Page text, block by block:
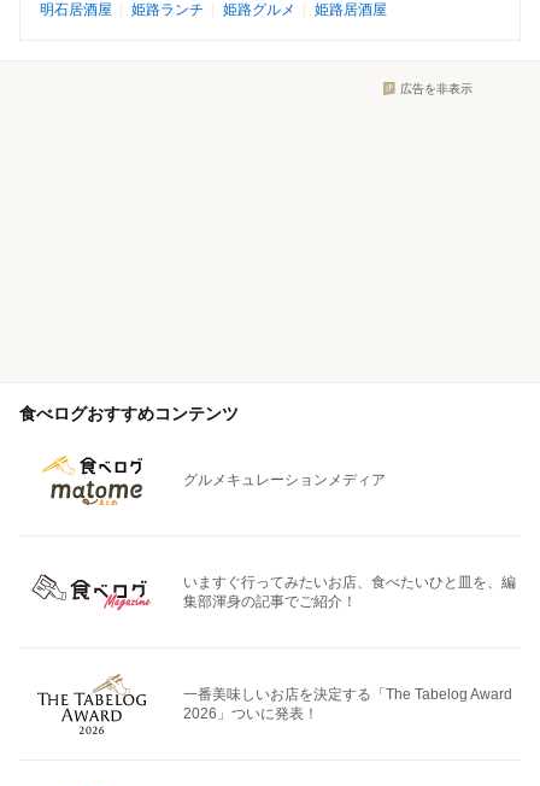
明石居酒屋
姫路ランチ 姫路グルメ 姫路居酒屋
広告を非表示
食べログおすすめコンテンツ
グルメキュレーションメディア
いますぐ行ってみたいお店、食べたいひと皿を、編
集部渾身の記事でご紹介！
一番美味しいお店を決定する「The Tabelog Award
2026」ついに発表！